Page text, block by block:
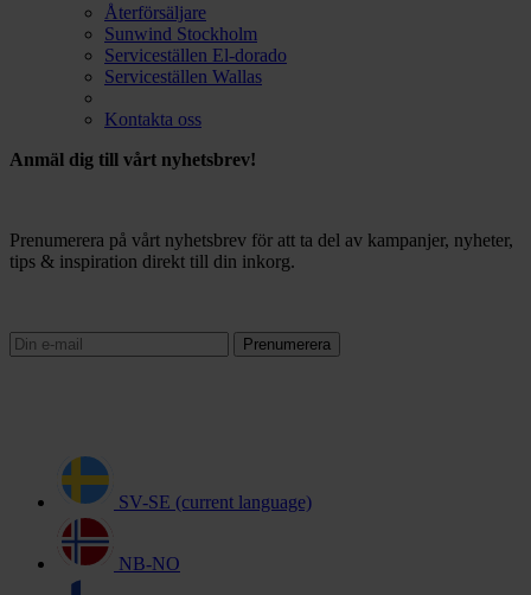
Återförsäljare
Sunwind Stockholm
Serviceställen El-dorado
Serviceställen Wallas
Kontakta oss
Anmäl dig till vårt nyhetsbrev!
Prenumerera på vårt nyhetsbrev för att ta del av kampanjer, nyheter,
tips & inspiration direkt till din inkorg.
Prenumerera
SV-SE (current language)
NB-NO